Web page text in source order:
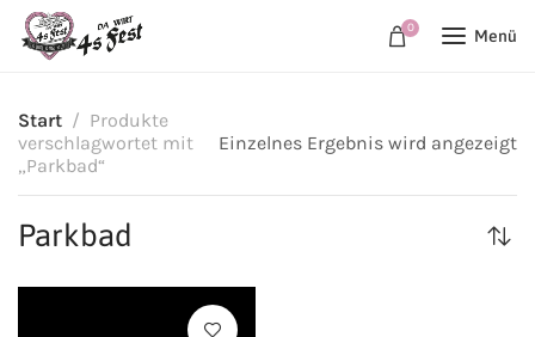
0 Menü
Start
Produkte
verschlagwortet mit
„Parkbad“
Einzelnes Ergebnis wird angezeigt
Parkbad